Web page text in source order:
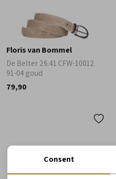
Floris van Bommel
De Belter 26.41 CFW-10012
91-04 goud
79,90
Consent